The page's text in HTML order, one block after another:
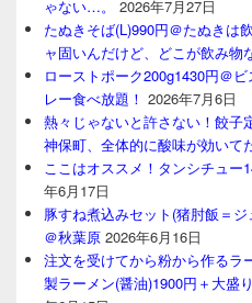
ゃない…。
2026年7月27日
たぬきそば(L)990円＠たぬきは
ャ固いんだけど、どこが飲み物
ローストポーク200g1430円＠
レー食べ放題！ 2026年7月6日
熱々じゃないと許さない！餃子
神保町、全体的に酸味が効いてた
ここはオススメ！タンシチュー
年6月17日
豚すね煮込みセット(猪肘飯＝
＠秋葉原 2026年6月16日
注文を受けてから粉から作るラ
製ラーメン(醤油)1900円＋大盛